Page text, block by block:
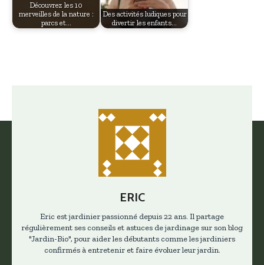
Découvrez les 10
merveilles de la nature :
parcs et…
Des activités ludiques pour
divertir les enfants…
ERIC
Eric est jardinier passionné depuis 22 ans. Il partage
régulièrement ses conseils et astuces de jardinage sur son blog
"Jardin-Bio", pour aider les débutants comme les jardiniers
confirmés à entretenir et faire évoluer leur jardin.